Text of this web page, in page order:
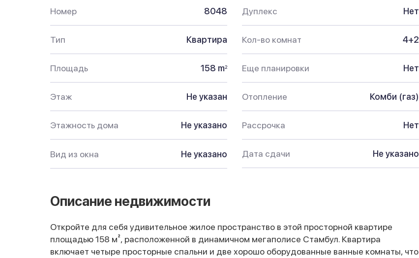
Номер 8048
Тип Квартира
Площадь 158 m2
Этаж Не указан
Этажность дома Не указано
Вид из окна Не указано
Дуплекс Нет
Кол-во комнат 4+2
Еще планировки Нет
Отопление Комби (газ)
Рассрочка Нет
Дата сдачи Не указано
Описание недвижимости
Откройте для себя удивительное жилое пространство в этой просторной квартире
площадью 158 м², расположенной в динамичном мегаполисе Стамбул. Квартира
включает четыре просторные спальни и две хорошо оборудованные ванные комнаты, что